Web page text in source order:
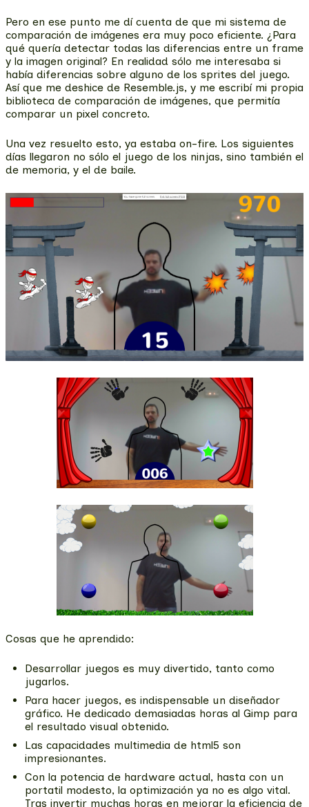
Pero en ese punto me dí cuenta de que mi sistema de
comparación de imágenes era muy poco eficiente. ¿Para
qué quería detectar todas las diferencias entre un frame
y la imagen original? En realidad sólo me interesaba si
había diferencias sobre alguno de los sprites del juego.
Así que me deshice de Resemble.js, y me escribí mi propia
biblioteca de comparación de imágenes, que permitía
comparar un pixel concreto.
Una vez resuelto esto, ya estaba on-fire. Los siguientes
días llegaron no sólo el juego de los ninjas, sino también el
de memoria, y el de baile.
Cosas que he aprendido:
Desarrollar juegos es muy divertido, tanto como
jugarlos.
Para hacer juegos, es indispensable un diseñador
gráfico. He dedicado demasiadas horas al Gimp para
el resultado visual obtenido.
Las capacidades multimedia de html5 son
impresionantes.
Con la potencia de hardware actual, hasta con un
portatil modesto, la optimización ya no es algo vital.
Tras invertir muchas horas en mejorar la eficiencia de